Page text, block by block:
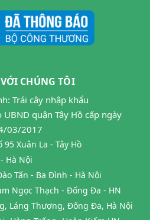
CHÚNG TÔI
Trái cây nhập khẩu
quận Tây Hồ cấp ngày
03/2017
95 Xuân La - Tây Hồ
- Hà Nội
Tấn - Ba Đình - Hà Nội
Ngọc Thạch - Đống Đa - HN
Láng Thượng, Đống Đa, Hà Nội